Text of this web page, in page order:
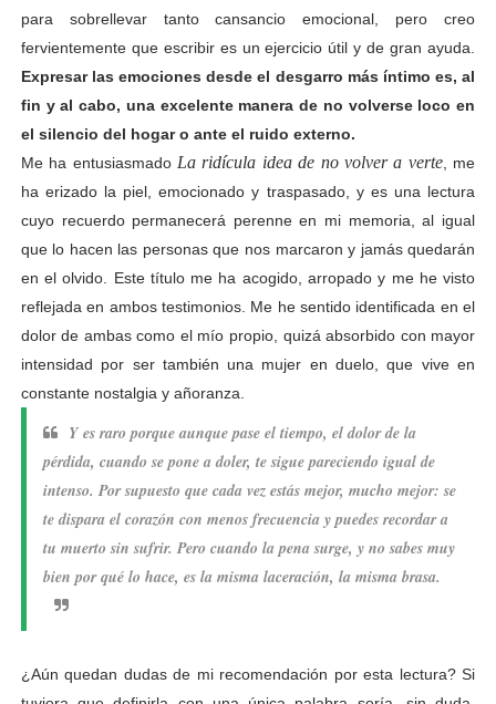
para sobrellevar tanto cansancio emocional, pero creo
fervientemente que escribir es un ejercicio útil y de gran ayuda.
Expresar las emociones desde el desgarro más íntimo es, al
fin y al cabo, una excelente manera de no volverse loco en
el silencio del hogar o ante el ruido externo.
Me ha entusiasmado La ridícula idea de no volver a verte, me
ha erizado la piel, emocionado y traspasado, y es una lectura
cuyo recuerdo permanecerá perenne en mi memoria, al igual
que lo hacen las personas que nos marcaron y jamás quedarán
en el olvido. Este título me ha acogido, arropado y me he visto
reflejada en ambos testimonios. Me he sentido identificada en el
dolor de ambas como el mío propio, quizá absorbido con mayor
intensidad por ser también una mujer en duelo, que vive en
constante nostalgia y añoranza.
Y es raro porque aunque pase el tiempo, el dolor de la
pérdida, cuando se pone a doler, te sigue pareciendo igual de
intenso. Por supuesto que cada vez estás mejor, mucho mejor: se
te dispara el corazón con menos frecuencia y puedes recordar a
tu muerto sin sufrir. Pero cuando la pena surge, y no sabes muy
bien por qué lo hace, es la misma laceración, la misma brasa.
¿Aún quedan dudas de mi recomendación por esta lectura?Si